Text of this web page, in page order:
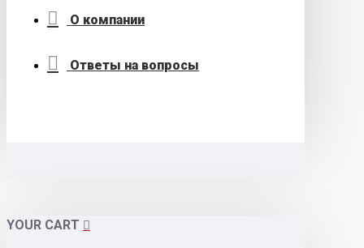
О компании
Ответы на вопросы
YOUR CART